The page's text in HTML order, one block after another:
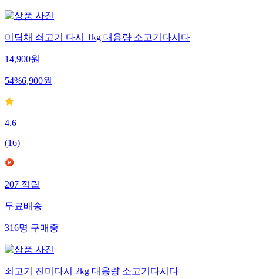
미담채 쇠고기 다시 1kg 대용량 소고기다시다
14,900원
54%6,900원
4.6
(16)
207 적립
무료배송
316명 구매중
쇠고기 진미다시 2kg 대용량 소고기다시다